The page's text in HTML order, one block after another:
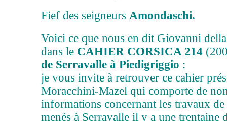
Fief des seigneurs Amondaschi.
Voici ce que nous en dit Giovanni
dans le CAHIER CORSICA 214
de Serravalle à Piedigriggio :
je vous invite à retrouver ce cahier
Moracchini-Mazel qui comporte de
informations concernant les travaux
menés à Serravalle il y a une trentaine